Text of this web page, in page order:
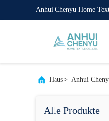
Anhui Chenyu Home
Haus> Anhui
Alle Produkte